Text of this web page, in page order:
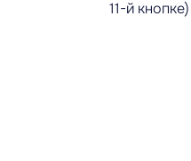
11-й кнопке)